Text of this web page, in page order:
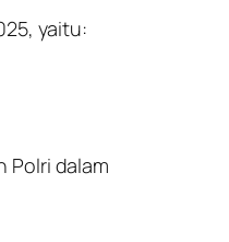
yaitu:
Polri dalam